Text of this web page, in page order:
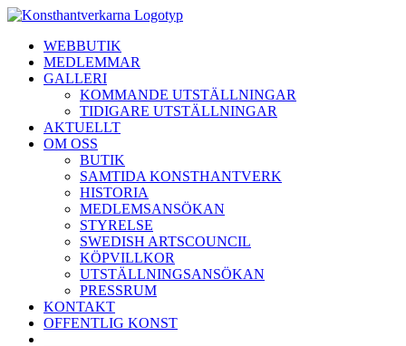
Fortsätt
innehålletWEBBUTIK
MEDLEMMAR
GALLERI
KOMMANDE UTSTÄLLNINGAR
TIDIGARE UTSTÄLLNINGAR
AKTUELLT
OM OSS
BUTIK
SAMTIDA KONSTHANTVERK
HISTORIA
MEDLEMSANSÖKAN
STYRELSE
SWEDISH ARTSCOUNCIL
KÖPVILLKOR
UTSTÄLLNINGSANSÖKAN
PRESSRUM
KONTAKT
OFFENTLIG KONST